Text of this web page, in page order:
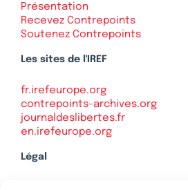
Présentation
Recevez Contrepoints
Soutenez Contrepoints
Les sites de l'IREF
fr.irefeurope.org
contrepoints-archives.org
journaldeslibertes.fr
en.irefeurope.org
Légal